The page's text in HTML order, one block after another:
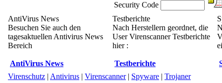
Security Code
AntiVirus News
Besuchen Sie auch den
tagesaktuellen Antivirus News
Bereich
AntiVirus News
Testberichte
Nach Herstellern geordnet, die
User Virenscanner Testberichte
hier :
Testberichte
Virenschutz | Antivirus | Virenscanner| Spyware | Trojaner